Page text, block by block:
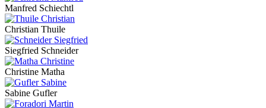
Manfred Schiechtl
Christian Thuile
Siegfried Schneider
Christine Matha
Sabine Gufler